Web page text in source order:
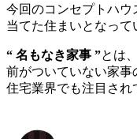
今回のコンセプトハウ
当てた住まいとなって
“ 名もなき家事 ”とは、
前がついていない家事
住宅業界でも注目され